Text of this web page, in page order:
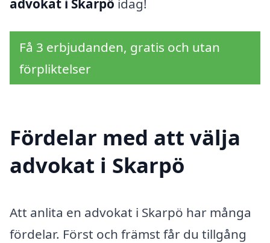
advokat i Skarpö idag!
Få 3 erbjudanden, gratis och utan
förpliktelser
Fördelar med att välja
advokat i Skarpö
Att anlita en advokat i Skarpö har många
fördelar. Först och främst får du tillgång